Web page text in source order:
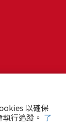
以確保
行追蹤。 了
限制活動範圍並
清理。Q5: 幼犬
、焦慮）。訓練
反應，確保充分
攻擊行為，破壞
。不強迫互動，
Q8: 幼犬分離焦
和返家時保持低
儀式。每隻幼犬
染（如蛔蟲、鈎
營養吸收，長期
蟲（幼貓建議每
態，如果還伴隨
貓咪拉肚子超過 2
肚子原因5. 情緒
腸胃！過度緊
讓貓咪拉肚子。
壓力一大，腸胃
固定。給貓咪陪
，長毛貓則建議
橡膠刷、鬃毛刷
快的日常儀式，
的舒適感！預防
洗澡」這個想法
毛和皮屑，減少
夠，過度洗澡反
精，洗後一定要
害怕洗澡，可以
家中還是需要擺
相同，能給予貓
貓砂盆貓咪排泄
性養貓用品相關
一次性養貓用品
應外出籠，避免
及用品的一次性
來不少，但以上